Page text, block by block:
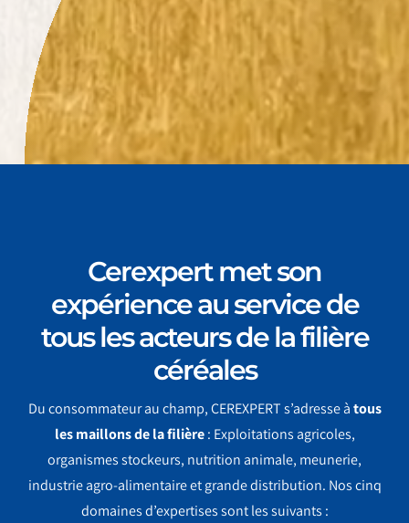
Cerexpert met son
expérience au service de
tous les acteurs de la filière
céréales
Du consommateur au champ, CEREXPERT s’adresse àtous
les maillons de la filière: Exploitations agricoles,
organismes stockeurs, nutrition animale, meunerie,
industrie agro-alimentaire et grande distribution. Nos cinq
domaines d’expertises sont les suivants :